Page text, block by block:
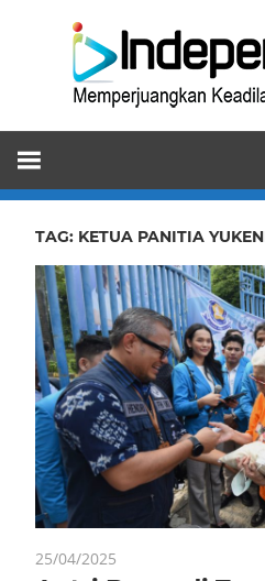
Memperjuangkan
Keadilan
dan
Kebenaran
TAG: KETUA PANITIA
25/04/2025